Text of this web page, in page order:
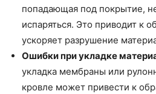
попадающая под покрытие,
испаряться. Это приводит к
ускоряет разрушение
Ошибки при укладке
укладка мембраны или
кровле может привести к